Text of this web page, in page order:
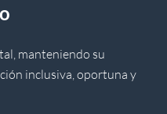
manteniendo su
inclusiva, oportuna y